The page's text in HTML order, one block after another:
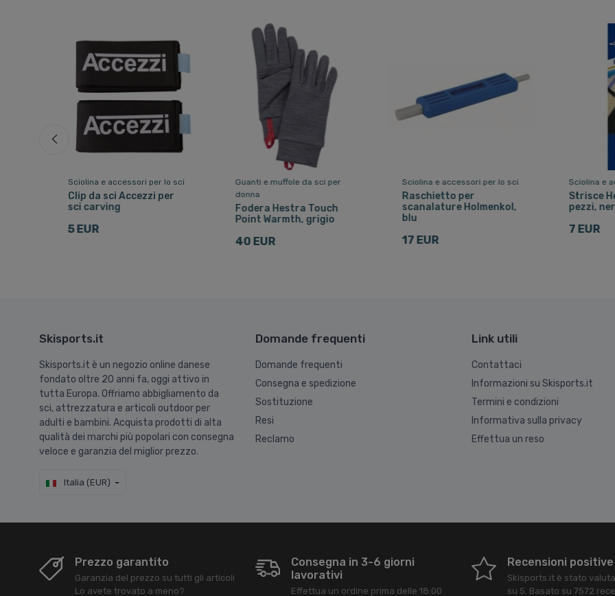
Sciolina e accessori per lo sci
Clip da sci Accezzi per
sci carving
5 EUR
Guanti e muffole da sci per
donna
Fodera Hestra Touch
Point Warmth, grigio
40 EUR
Sciolina e accessori per lo sci
Raschietto per
scanalature Holmenkol,
blu
17 EUR
Sciolina e
Strisce
pezzi,
7 EUR
Skisports.it
Skisports.it è un negozio online danese
fondato oltre 20 anni fa, oggi attivo in
tutta Europa. Offriamo abbigliamento da
sci, attrezzatura e articoli outdoor per
adulti e bambini. Acquista prodotti di alta
qualità dei marchi più popolari con consegna
veloce e garanzia del miglior prezzo.
Italia (EUR)
Domande frequenti
Domande frequenti
Consegna e spedizione
Sostituzione
Resi
Reclamo
Link utili
Contattaci
Informazioni su Skisports.it
Termini e condizioni
Informativa sulla privacy
Effettua un reso
Prezzo garantito
Garanzia del prezzo su tutti gli articoli
Lo avete trovato a meno?
Consegna in 3-6 giorni
lavorativi
Effettua un ordine prima delle 18:00
Recensioni positive
Skisports.it è stato
su 5. Basato su 7572